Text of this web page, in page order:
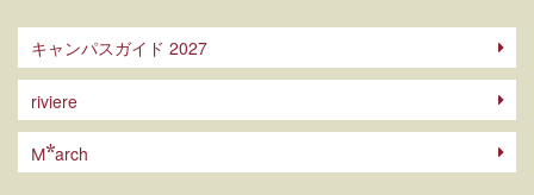
キャンパスガイド 2027
riviere
M arch